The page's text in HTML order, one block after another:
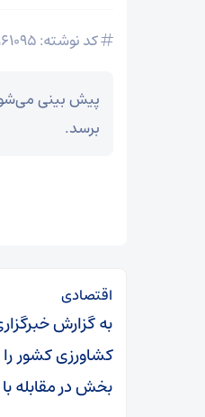
کد نوشته: 161095
برسد.
اقتصادی
کشاورزی کشور
بخش در مقابله